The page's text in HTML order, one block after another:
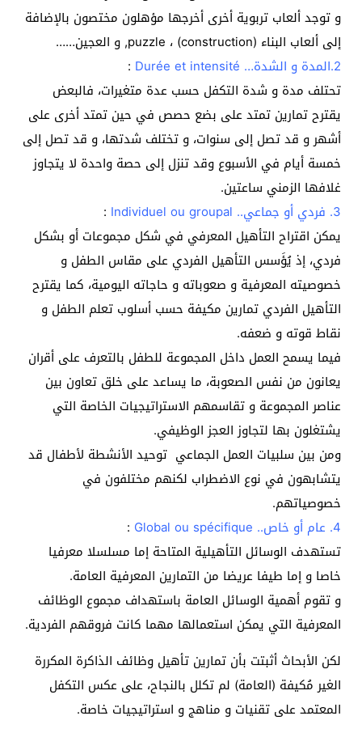
و توجد ألعاب تربوية أخرى أخرجها مؤهلون مختصون بالإضافة
إلى ألعاب البناء (construction) ، puzzle, و العجين……
2.المدة و الشدة… Durée et intensité
:
تحتلف مدة و شدة التكفل حسب عدة متغيرات، فالبعض
يقترح تمارين تمتد على بضع حصص في حين تمتد أخرى على
أشهر و قد تصل إلى سنوات، و تختلف شدتها، و قد تصل إلى
خمسة أيام في الأسبوع وقد تنزل إلى حصة واحدة لا يتجاوز
غلافها الزمني ساعتين.
3. فردي أو جماعي.. Individuel ou groupal
:
يمكن اقتراح التأهيل المعرفي في شكل مجموعات أو بشكل
فردي، إذ يُؤَسس التأهيل الفردي على مقاس الطفل و
خصوصيته المعرفية و صعوباته و حاجاته اليومية، كما يقترح
التأهيل الفردي تمارين مكيفة حسب أسلوب تعلم الطفل و
نقاط قوته و ضعفه.
فيما يسمح العمل داخل المجموعة للطفل بالتعرف على أقران
يعانون من نفس الصعوبة، ما يساعد على خلق تعاون بين
عناصر المجموعة و تقاسمهم الاستراتيجيات الخاصة التي
يشتغلون بها لتجاوز العجز الوظيفي.
ومن بين سلبيات العمل الجماعي توحيد الأنشطة لأطفال قد
يتشابهون في نوع الاضطراب لكنهم مختلفون في
خصوصياتهم.
4. عام أو خاص.. Global ou spécifique
:
تستهدف الوسائل التأهيلية المتاحة إما مسلسلا معرفيا
خاصا و إما طيفا عريضا من التمارين المعرفية العامة.
و تقوم أهمية الوسائل العامة باستهداف مجموع الوظائف
المعرفية التي يمكن استعمالها مهما كانت فروقهم الفردية.
لكن الأبحاث أثبتت بأن تمارين تأهيل وظائف الذاكرة المكررة
الغير مُكيفة (العامة) لم تكلل بالنجاح، على عكس التكفل
المعتمد على تقنيات و مناهج و استراتيجيات خاصة.